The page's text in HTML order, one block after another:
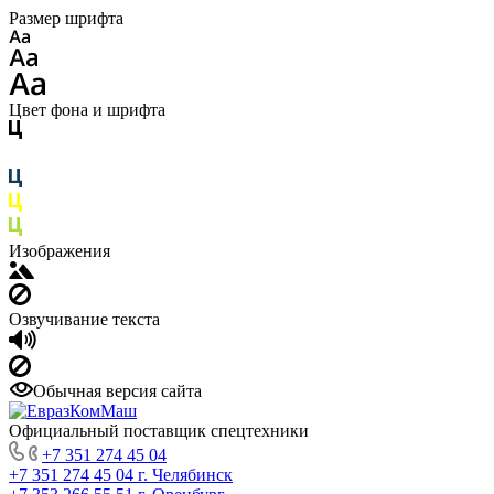
Размер шрифта
Цвет фона и шрифта
Изображения
Озвучивание текста
Обычная версия сайта
Официальный поставщик спецтехники
+7 351 274 45 04
+7 351 274 45 04 г. Челябинск